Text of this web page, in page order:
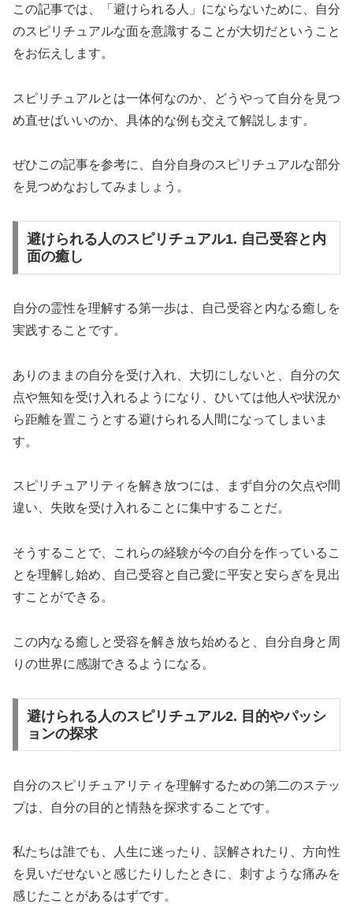
この記事では、「避けられる人」にならないために、自分
のスピリチュアルな面を意識することが大切だということ
をお伝えします。
スピリチュアルとは一体何なのか、どうやって自分を見つ
め直せばいいのか、具体的な例も交えて解説します。
ぜひこの記事を参考に、自分自身のスピリチュアルな部分
を見つめなおしてみましょう。
避けられる人のスピリチュアル1. 自己受容と内
面の癒し
自分の霊性を理解する第一歩は、自己受容と内なる癒しを
実践することです。
ありのままの自分を受け入れ、大切にしないと、自分の欠
点や無知を受け入れるようになり、ひいては他人や状況か
ら距離を置こうとする避けられる人間になってしまいま
す。
スピリチュアリティを解き放つには、まず自分の欠点や間
違い、失敗を受け入れることに集中することだ。
そうすることで、これらの経験が今の自分を作っているこ
とを理解し始め、自己受容と自己愛に平安と安らぎを見出
すことができる。
この内なる癒しと受容を解き放ち始めると、自分自身と周
りの世界に感謝できるようになる。
避けられる人のスピリチュアル2. 目的やパッシ
ョンの探求
自分のスピリチュアリティを理解するための第二のステッ
プは、自分の目的と情熱を探求することです。
私たちは誰でも、人生に迷ったり、誤解されたり、方向性
を見いだせないと感じたりしたときに、刺すような痛みを
感じたことがあるはずです。